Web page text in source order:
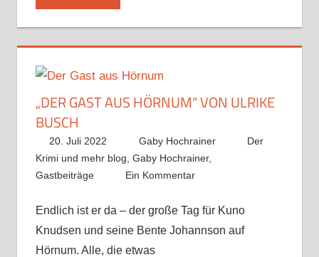
„DER GAST AUS HÖRNUM“ VON ULRIKE
BUSCH
20. Juli 2022 Gaby Hochrainer
Der
Krimi und mehr blog Gaby Hochrainer,
Gastbeiträge
Ein Kommentar
Endlich ist er da – der große Tag für Kuno
Knudsen und seine Bente Johannson auf
Hörnum. Alle, die etwas